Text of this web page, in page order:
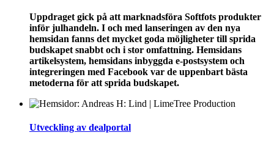
Uppdraget gick på att marknadsföra Softfots produkter
inför julhandeln. I och med lanseringen av den nya
hemsidan fanns det mycket goda möjligheter till sprida
budskapet snabbt och i stor omfattning. Hemsidans
artikelsystem, hemsidans inbyggda e-postsystem och
integreringen med Facebook var de uppenbart bästa
metoderna för att sprida budskapet.
Utveckling av dealportal